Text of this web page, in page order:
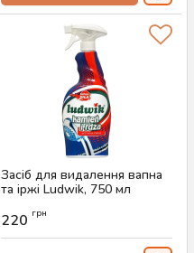
Засіб для видалення вапна
та іржі Ludwik, 750 мл
220 грн